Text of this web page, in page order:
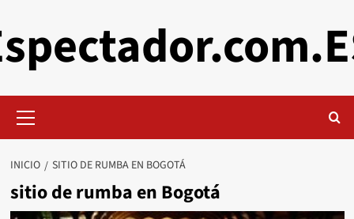
al
contenido
primario
INICIO SITIO DE RUMBA EN BOGOTÁ
sitio de rumba en Bogotá